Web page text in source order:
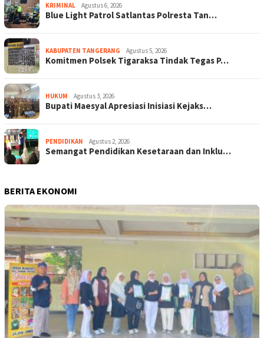
KRIMINAL Agustus 6, 2026
Blue Light Patrol Satlantas Polresta Tan…
KABUPATEN TANGERANG Agustus 5, 2026
Komitmen Polsek Tigaraksa Tindak Tegas P…
HUKUM Agustus 3, 2026
Bupati Maesyal Apresiasi Inisiasi Kejaks…
PENDIDIKAN Agustus 2, 2026
Semangat Pendidikan Kesetaraan dan Inklu…
BERITA EKONOMI